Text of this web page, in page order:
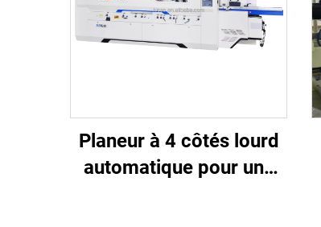
Planeur à 4 côtés lourd
automatique pour une